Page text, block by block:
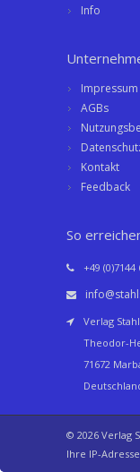
Info
Impressum
AGBs
Kontakt
Feedback
So
+49 (0)7144
Verlag
Theodor-
71672
© 2026 Verlag
Ihre IP-